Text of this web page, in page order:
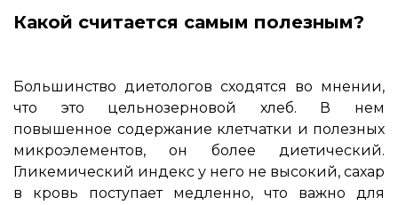
Какой считается самым полезным?
Большинство диетологов сходятся во мнении,
что это цельнозерновой хлеб. В нем
повышенное содержание клетчатки и полезных
микроэлементов, он более диетический.
Гликемический индекс у него не высокий, сахар
в кровь поступает медленно, что важно для